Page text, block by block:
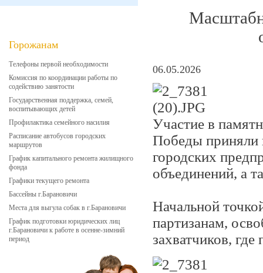
Горожанам
Телефоны первой необходимости
Комиссия по координации работы по
содействию занятости
Государственная поддержка, семей,
воспитывающих детей
Профилактика семейного насилия
Расписание автобусов городских
маршрутов
График капитального ремонта жилищного
фонда
Графики текущего ремонта
Бассейны г.Барановичи
Места для выгула собак в г.Барановичи
График подготовки юридических лиц
г.Барановичи к работе в осенне-зимний
период
06.05.2026
Участие в
Победы приняли
городских
объединений, а
Начальной
партизанам,
захватчиков,